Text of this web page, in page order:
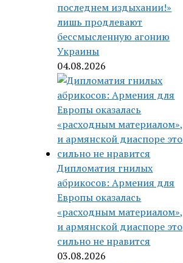
последнем издыхании!»
лишь продлевают
бессмысленную агонию
Украины
04.08.2026
Дипломатия гнилых
абрикосов: Армения для
Европы оказалась
«расходным материалом»,
и армянской диаспоре это
сильно не нравится
03.08.2026